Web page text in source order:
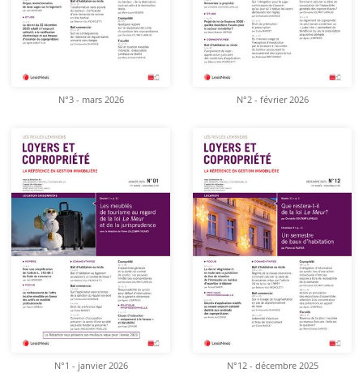
N°3 - mars 2026 N°2 - février 2026
N°1 - janvier 2026 N°12 - décembre 2025